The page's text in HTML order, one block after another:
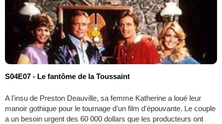
S04E07 - Le fantôme de la Toussaint
A l'insu de Preston Deauville, sa femme Katherine a loué leur
manoir gothique pour le tournage d'un film d'épouvante. Le couple
a un besoin urgent des 60 000 dollars que les producteurs ont